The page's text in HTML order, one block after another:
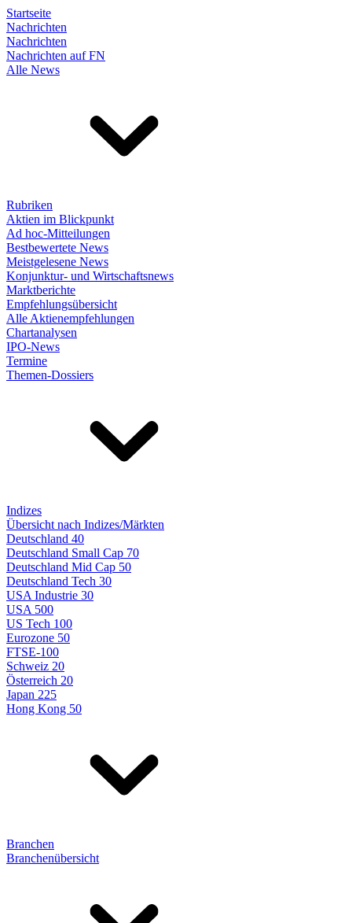
Startseite
Nachrichten
Nachrichten
Nachrichten auf FN
Alle News
Rubriken
Aktien im Blickpunkt
Ad hoc-Mitteilungen
Bestbewertete News
Meistgelesene News
Konjunktur- und Wirtschaftsnews
Marktberichte
Empfehlungsübersicht
Alle Aktienempfehlungen
Chartanalysen
IPO-News
Termine
Themen-Dossiers
Indizes
Übersicht nach Indizes/Märkten
Deutschland 40
Deutschland Small Cap 70
Deutschland Mid Cap 50
Deutschland Tech 30
USA Industrie 30
USA 500
US Tech 100
Eurozone 50
FTSE-100
Schweiz 20
Österreich 20
Japan 225
Hong Kong 50
Branchen
Branchenübersicht